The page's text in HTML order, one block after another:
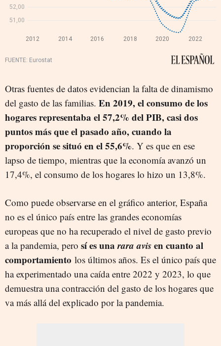
Otras fuentes de datos evidencian la falta de dinamismo
del gasto de las familias. En 2019, el consumo de los
hogares representaba el 57,2% del PIB, casi dos
puntos más que el pasado año, cuando la
proporción se situó en el 55,6%. Y es que en ese
lapso de tiempo, mientras que la economía avanzó un
17,4%, el consumo de los hogares lo hizo un 13,8%.
Como puede observarse en el gráfico anterior, España
no es el único país entre las grandes economías
europeas que no ha recuperado el nivel de gasto previo
a la pandemia, pero sí es unarara avisen cuanto al
comportamiento los últimos años. Es el único país que
ha experimentado una caída entre 2022 y 2023, lo que
demuestra una contracción del gasto de los hogares que
va más allá del explicado por la pandemia.